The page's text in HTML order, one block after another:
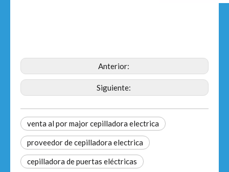
Anterior:
Siguiente:
venta al por major cepilladora electrica
proveedor de cepilladora electrica
cepilladora de puertas eléctricas